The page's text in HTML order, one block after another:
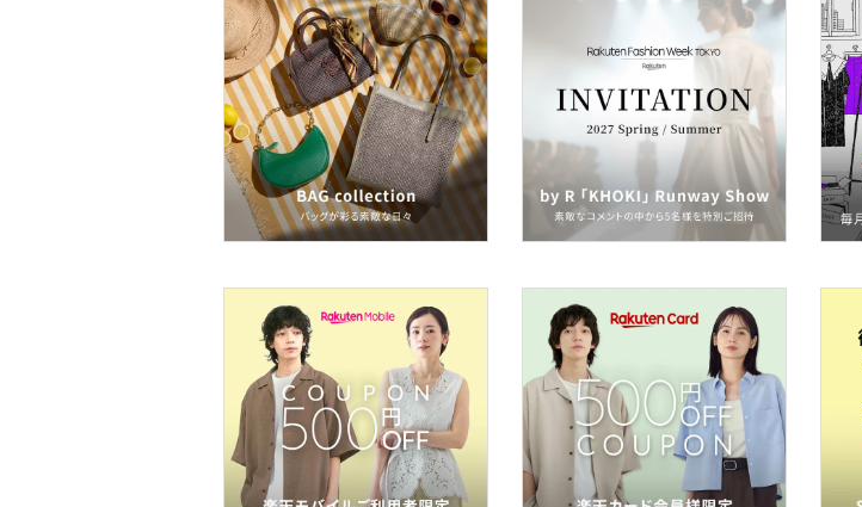
オ機器
スポーツ・アウトドア用
品
文房具
福袋・ギフト・その他